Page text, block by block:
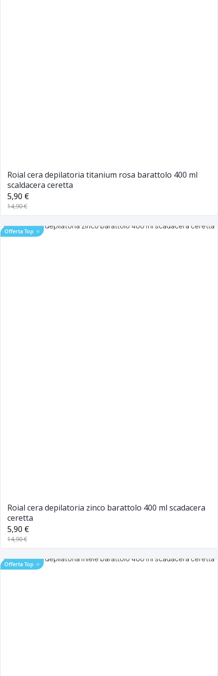
Roial cera depilatoria titanium rosa barattolo 400 ml
scaldacera ceretta
5,90 €
14,90 €
Offerta Top ⭐
Roial cera depilatoria zinco barattolo 400 ml scadacera
ceretta
5,90 €
14,90 €
Offerta Top ⭐